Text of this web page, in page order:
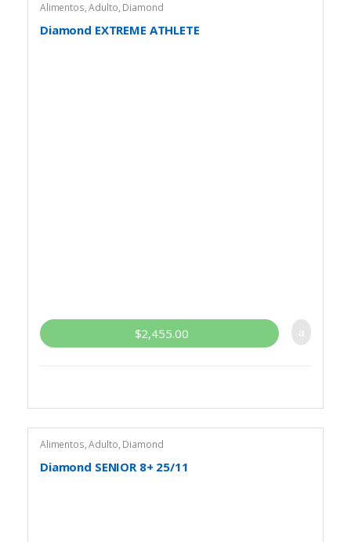
Alimentos,Adulto, Diamond
Diamond EXTREME ATHLETE
$2,455.00
Alimentos,Adulto, Diamond
Diamond SENIOR 8+ 25/11